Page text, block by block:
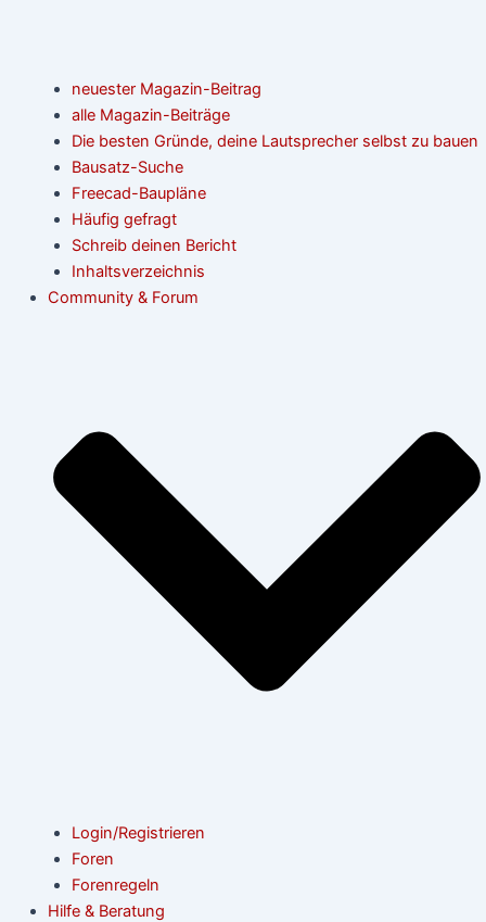
neuester Magazin-Beitrag
alle Magazin-Beiträge
Die besten Gründe, deine Lautsprecher selbst zu bauen
Bausatz-Suche
Freecad-Baupläne
Häufig gefragt
Schreib deinen Bericht
Inhaltsverzeichnis
Community & Forum
Login/Registrieren
Foren
Forenregeln
Hilfe & Beratung